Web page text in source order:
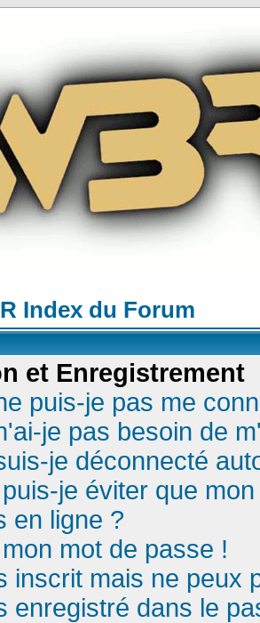
Index du Forum
et Enregistrement
puis-je pas me
je pas besoin de
je déconnecté
je éviter que
en ligne ?
mot de passe !
inscrit mais ne peux
enregistré dans le